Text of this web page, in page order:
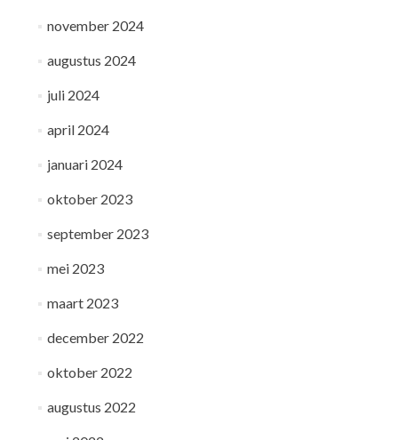
november 2024
augustus 2024
juli 2024
april 2024
januari 2024
oktober 2023
september 2023
mei 2023
maart 2023
december 2022
oktober 2022
augustus 2022